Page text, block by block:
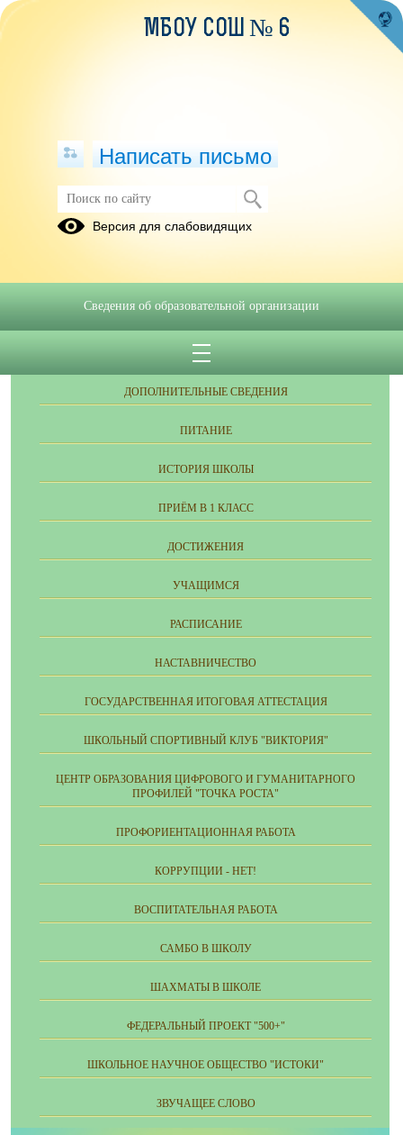
ОБРАЩЕНИЯ ГРАЖДАН
ПРОТИВОДЕЙСТВИЕ КОРРУПЦИИ
ДОПОЛНИТЕЛЬНЫЕ СВЕДЕНИЯ
ПИТАНИЕ
ИСТОРИЯ ШКОЛЫ
ПРИЁМ В 1 КЛАСС
ДОСТИЖЕНИЯ
УЧАЩИМСЯ
РАСПИСАНИЕ
НАСТАВНИЧЕСТВО
ГОСУДАРСТВЕННАЯ ИТОГОВАЯ АТТЕСТАЦИЯ
ШКОЛЬНЫЙ СПОРТИВНЫЙ КЛУБ "ВИКТОРИЯ"
ЦЕНТР ОБРАЗОВАНИЯ ЦИФРОВОГО И ГУМАНИТАРНОГО
ПРОФИЛЕЙ "ТОЧКА РОСТА"
ПРОФОРИЕНТАЦИОННАЯ РАБОТА
КОРРУПЦИИ - НЕТ!
ВОСПИТАТЕЛЬНАЯ РАБОТА
САМБО В ШКОЛУ
ШАХМАТЫ В ШКОЛЕ
ФЕДЕРАЛЬНЫЙ ПРОЕКТ "500+"
ШКОЛЬНОЕ НАУЧНОЕ ОБЩЕСТВО "ИСТОКИ"
ЗВУЧАЩЕЕ СЛОВО
МБОУ СОШ № 6
Написать письмо
Версия для слабовидящих
Сведения об образовательной организации